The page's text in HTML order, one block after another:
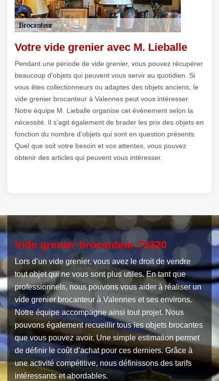
Votre vide grenier avec M. Lieballe
Pendant une période de vide grenier, vous pouvez récupérer
beaucoup d’objets qui peuvent vous servir au quotidien. Si
vous êtes collectionneurs ou adaptes des objets anciens, le
vide grenier brocanteur à Valennes peut vous intéresser.
Notre équipe M. Lieballe organise cet évènement selon la
nécessité. Il s’agit également de brader les prix des objets en
fonction du nombre d’objets qui sont en question présents.
Quel que soit votre besoin et vos attentes, vous pouvez
obtenir des articles qui peuvent vous intéresser.
Vide grenier brocanteur 72320
Lors d’un vide grenier, vous avez le droit de vendre
tout objet qui ne vous sont plus utiles. En tant que
professionnels, nous pouvons vous aider à réaliser un
vide grenier brocanteur à Valennes et ses environs.
Notre équipe accompagne ainsi tout projet. Nous
pouvons également recueillir tous les objets brocantes
que vous pouvez avoir. Une simple estimation permet
de définir le coût d’achat pour ces derniers. Grâce à
une activité compétitive, nous définissons des tarifs
intéressants et abordables.